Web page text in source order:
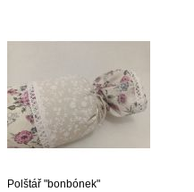
Polštář "bonbónek"